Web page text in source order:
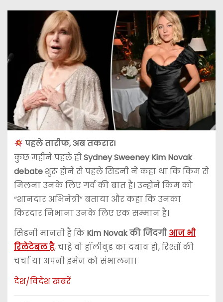
पहले तारीफ, अब तकरार!
कुछ महीने पहले हीSydney Sweeney Kim Novak
debateशुरू होने से पहले सिडनी ने कहा था कि किम से
मिलना उनके लिए गर्व की बात है। उन्होंने किम को
“शानदार अभिनेत्री” बताया और कहा कि उनका
किरदार निभाना उनके लिए एक सम्मान है।
सिडनी मानती हैं कि Kim Novak की जिंदगीआज भी
रिलेटेबल है, चाहे वो हॉलीवुड का दबाव हो, रिश्तों की
चर्चा या अपनी इमेज को संभालना।
देश/विदेश खबरें